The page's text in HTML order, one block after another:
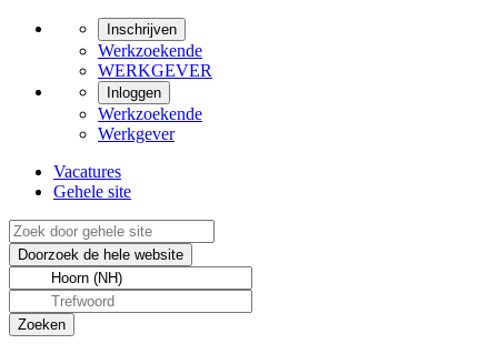
Inschrijven
Werkzoekende
WERKGEVER
Inloggen
Werkzoekende
Werkgever
Vacatures
Gehele site